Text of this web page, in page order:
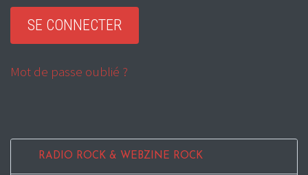
Mot de passe oublié ?
RADIO ROCK & WEBZINE ROCK